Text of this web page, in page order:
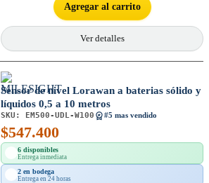
Agregar al carrito
Ver detalles
Sensor de nivel Lorawan a baterias sólido y
líquidos 0,5 a 10 metros
SKU: EM500-UDL-W100 #5 mas vendido
$547.400
6 disponibles
Entrega inmediata
2 en bodega
Entrega en 24 horas